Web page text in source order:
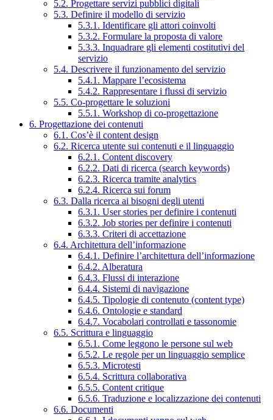
5.2. Progettare servizi pubblici digitali
5.3. Definire il modello di servizio
5.3.1. Identificare gli attori coinvolti
5.3.2. Formulare la proposta di valore
5.3.3. Inquadrare gli elementi costitutivi del
servizio
5.4. Descrivere il funzionamento del servizio
5.4.1. Mappare l’ecosistema
5.4.2. Rappresentare i flussi di servizio
5.5. Co-progettare le soluzioni
5.5.1. Workshop di co-progettazione
6. Progettazione dei contenuti
6.1. Cos’è il content design
6.2. Ricerca utente sui contenuti e il linguaggio
6.2.1. Content discovery
6.2.2. Dati di ricerca (search keywords)
6.2.3. Ricerca tramite analytics
6.2.4. Ricerca sui forum
6.3. Dalla ricerca ai bisogni degli utenti
6.3.1. User stories per definire i contenuti
6.3.2. Job stories per definire i contenuti
6.3.3. Criteri di accettazione
6.4. Architettura dell’informazione
6.4.1. Definire l’architettura dell’informazione
6.4.2. Alberatura
6.4.3. Flussi di interazione
6.4.4. Sistemi di navigazione
6.4.5. Tipologie di contenuto (content type)
6.4.6. Ontologie e standard
6.4.7. Vocabolari controllati e tassonomie
6.5. Scrittura e linguaggio
6.5.1. Come leggono le persone sul web
6.5.2. Le regole per un linguaggio semplice
6.5.3. Microtesti
6.5.4. Scrittura collaborativa
6.5.5. Content critique
6.5.6. Traduzione e localizzazione dei contenuti
6.6. Documenti